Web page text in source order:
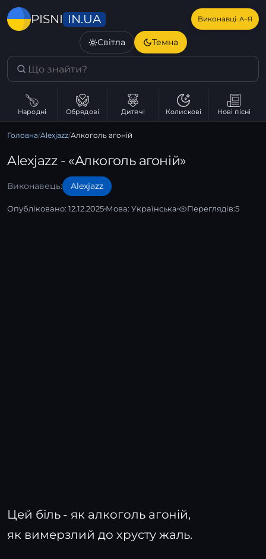
PISNI IN.UA Виконавці·А–Я
Світла Темна
Народні Обрядові Дитячі Колискові Нові пісні
Головна/Alexjazz/Алкоголь агоній
Alexjazz - «Алкоголь агоній»
Виконавець: Alexjazz
Опубліковано: 12.12.2025 Мова: Українська Переглядів:5
Цей біль - як алкоголь агоній,
як вимерзлий до хрусту жаль.